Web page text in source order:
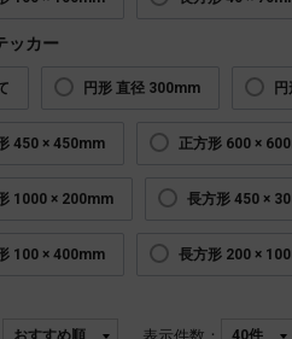
ッカー
円形 直径 300mm
450 × 450mm 正方形 600 ×
1000 × 200mm 長方形 450 ×
100 × 400mm 長方形 200 ×